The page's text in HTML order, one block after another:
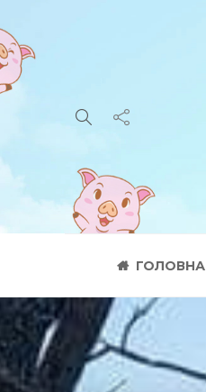
ГОЛОВНА